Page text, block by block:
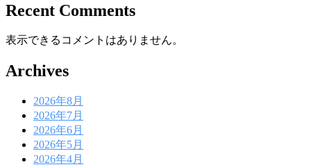
Recent Comments
表示できるコメントはありません。
Archives
2026年8月
2026年7月
2026年6月
2026年5月
2026年4月